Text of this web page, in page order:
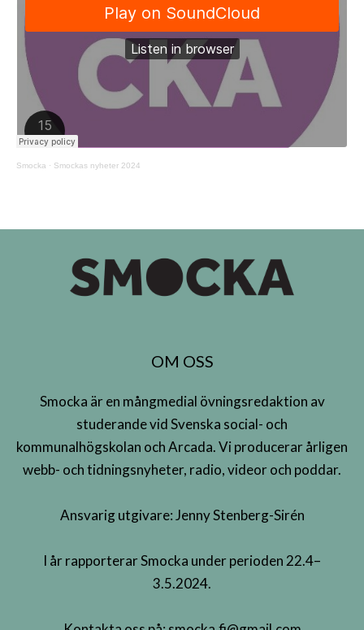
Smocka · Smockas nyheter 2024
OM OSS
Smocka är en mångmedial övningsredaktion av
studerande vid Svenska social- och
kommunalhögskolan och Arcada. Vi producerar årligen
webb- och tidningsnyheter, radio, videor och poddar.
Ansvarig utgivare: Jenny Stenberg-Sirén
I år rapporterar Smocka under perioden 22.4–
3.5.2024.